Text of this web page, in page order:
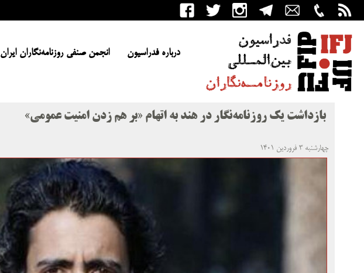
درباره فدراسیون انجمن صنفی روزنامه‌نگاران ایران
بازداشت یک روزنامه‌نگار در هند به اتهام «بر هم زدن امنیت عمومی»
چهارشنبه ۳ فروردین ۱۴۰۱